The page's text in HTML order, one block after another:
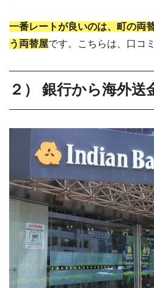
一番レートが良いのは、町の両
う両替屋です。こちらは、口コ
２） 銀行から海外送